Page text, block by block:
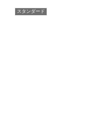
スタンダード